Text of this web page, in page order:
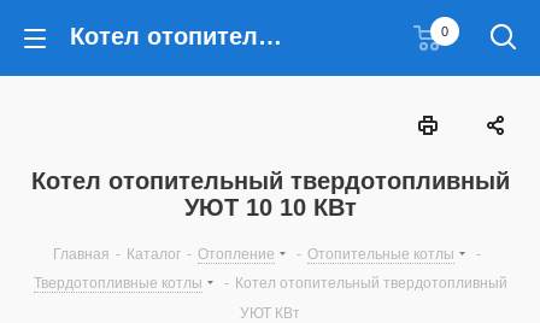
Котел отопительный твердотопливный УЮТ 10 10 КВт 0
Котел отопительный твердотопливный
УЮТ 10 10 КВт
Главная - Каталог - Отопление - Отопительные котлы
-
Твердотопливные котлы
- Котел отопительный твердотопливный
УЮТ КВт